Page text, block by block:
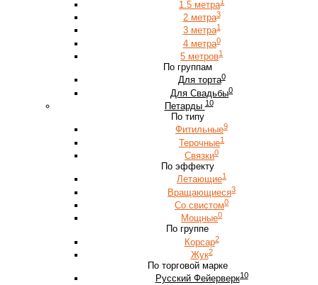
1.5 метра
2 метра3
3 метра1
4 метра0
5 метров1
По группам
Для торта0
Для Свадьбы0
Петарды 10
По типу
Фитильные9
Терочные1
Связки0
По эффекту
Летающие1
Вращающиеся3
Со свистом0
Мощные0
По группе
Корсар2
Жук2
По торговой марке
Русский Фейерверк10